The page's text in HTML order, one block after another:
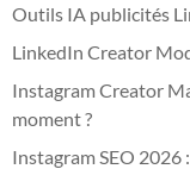
Outils IA publicités
LinkedIn Creator
Instagram Creator
moment ?
Instagram SEO